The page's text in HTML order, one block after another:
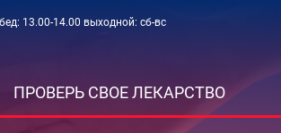
13.00-14.00 выходной: сб-вс
ПРОВЕРЬ СВОЕ ЛЕКАРСТВО